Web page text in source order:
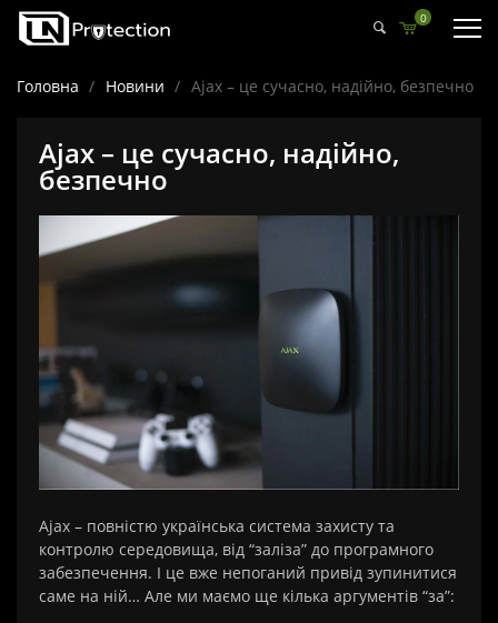
0
Головна / Новини / Ajax – це сучасно, надійно, безпечно
Ajax – це сучасно, надійно,
безпечно
Ajax – повністю українська система захисту та
контролю середовища, від “заліза” до програмного
забезпечення. І це вже непоганий привід зупинитися
саме на ній… Але ми маємо ще кілька аргументів “за”: